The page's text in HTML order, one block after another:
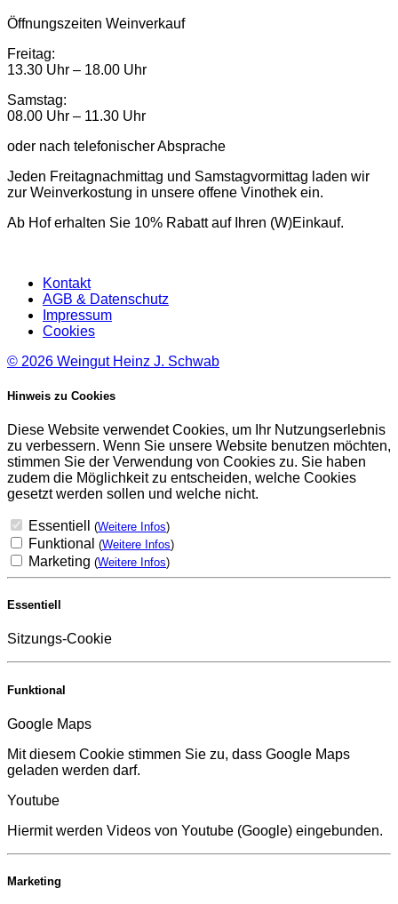
Öffnungszeiten Weinverkauf
Freitag:
13.30 Uhr – 18.00 Uhr
Samstag:
08.00 Uhr – 11.30 Uhr
oder nach telefonischer Absprache
Jeden Freitagnachmittag und Samstagvormittag laden wir
zur Weinverkostung in unsere offene Vinothek ein.
Ab Hof erhalten Sie 10% Rabatt auf Ihren (W)Einkauf.
Kontakt
AGB & Datenschutz
Impressum
Cookies
© 2026 Weingut Heinz J. Schwab
Hinweis zu Cookies
Diese Website verwendet Cookies, um Ihr Nutzungserlebnis
zu verbessern. Wenn Sie unsere Website benutzen möchten,
stimmen Sie der Verwendung von Cookies zu. Sie haben
zudem die Möglichkeit zu entscheiden, welche Cookies
gesetzt werden sollen und welche nicht.
Essentiell (Weitere Infos)
Funktional (Weitere Infos)
Marketing (Weitere Infos)
Essentiell
Sitzungs-Cookie
Funktional
Google Maps
Mit diesem Cookie stimmen Sie zu, dass Google Maps
geladen werden darf.
Youtube
Hiermit werden Videos von Youtube (Google) eingebunden.
Marketing